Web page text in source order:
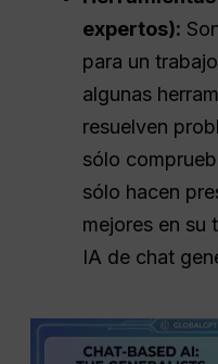
expertos):
para un
algunas
resuelven
sólo
sólo hacen
mejores en su
IA de chat